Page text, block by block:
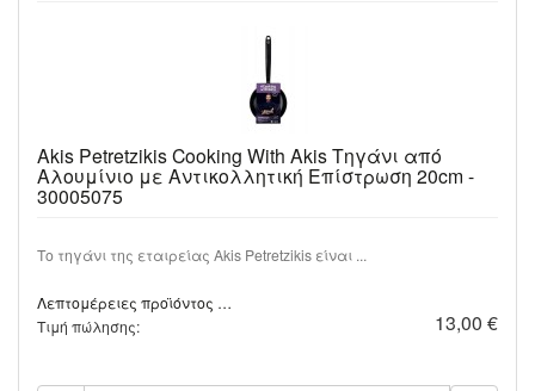
Akis Petretzikis Cooking With Akis Τηγάνι από
Αλουμίνιο με Αντικολλητική Επίστρωση 20cm -
30005075
Το τηγάνι της εταιρείας Akis Petretzikis είναι ...
Λεπτομέρειες προϊόντος …
Τιμή πώλησης:
13,00 €